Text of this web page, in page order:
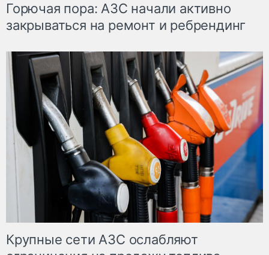
Горючая пора: АЗС начали активно
закрываться на ремонт и ребрендинг
Крупные сети АЗС ослабляют